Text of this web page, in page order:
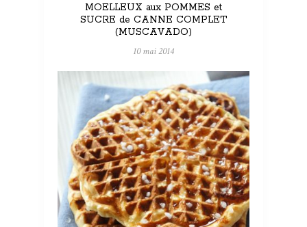
MOELLEUX aux POMMES et
SUCRE de CANNE COMPLET
(MUSCAVADO)
10 mai 2014